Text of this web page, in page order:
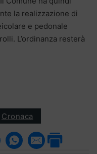
la realizzazione di
e pedonale
L’ordinanza resterà
Cronaca